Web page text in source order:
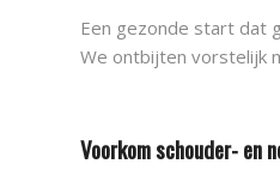
Een gezonde start dat
We ontbijten vorstelijk
Voorkom schouder- en